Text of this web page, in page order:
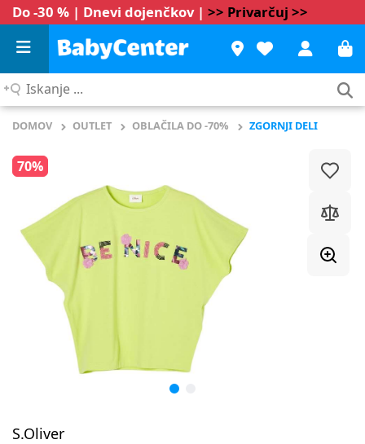
Do -30 % | Dnevi dojenčkov | >> Privarčuj >>
Iskanje
DOMOV OUTLET OBLAČILA DO -70% ZGORNJI DELI
70%
S.Oliver